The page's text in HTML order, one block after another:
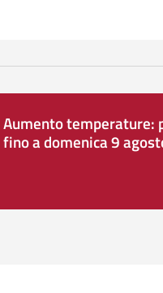
Aumento temperature:
fino a domenica 9